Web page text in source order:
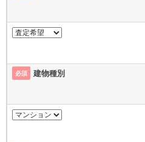
必須 建物種別